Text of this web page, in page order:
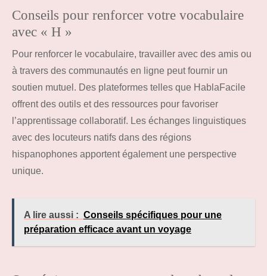
Conseils pour renforcer votre vocabulaire
avec « H »
Pour renforcer le vocabulaire, travailler avec des amis ou
à travers des communautés en ligne peut fournir un
soutien mutuel. Des plateformes telles que HablaFacile
offrent des outils et des ressources pour favoriser
l’apprentissage collaboratif. Les échanges linguistiques
avec des locuteurs natifs dans des régions
hispanophones apportent également une perspective
unique.
A lire aussi : Conseils spécifiques pour une
préparation efficace avant un voyage